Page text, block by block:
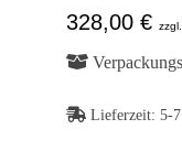
328,00 €
Lieferzeit: 5-